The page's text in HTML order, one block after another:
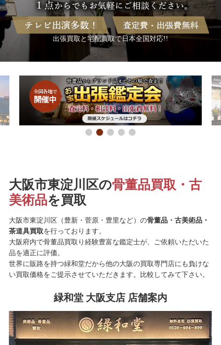
出張買取と宅配買取で日本全国対応!!
大阪市東淀川区の骨董品買取・古
美術品を買取
大阪市東淀川区（豊新・菅原・豊里など）の骨董品・古美術品・
茶道具買取を行っております。
大阪府内で骨董品買取り経験豊富な鑑定士が、ご依頼いただいた
品を適正に評価。
世界に販路を持つ緑和堂だから他の大阪の買取専門店にも負けな
い買取価格をご提示させていただきます。比較してみて下さい。
緑和堂 大阪支店 店舗案内